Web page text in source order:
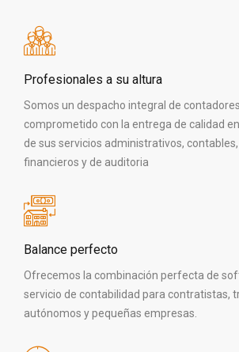
Profesionales a su altura
Somos un despacho integral de
comprometido con la entrega de calidad
de sus servicios administrativos,
financieros y de auditoria
Balance perfecto
Ofrecemos la combinación perfecta de
servicio de contabilidad para contratistas,
autónomos y pequeñas empresas.